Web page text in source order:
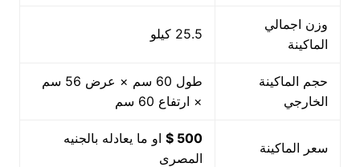
وزن اجمالي
الماكينة
25.5 كيلو
حجم الماكينة
الخارجي
طول 60 سم × عرض 56 سم
× ارتفاع 60 سم
سعر الماكينة
500 $
او ما يعادله بالجنيه
المصرى